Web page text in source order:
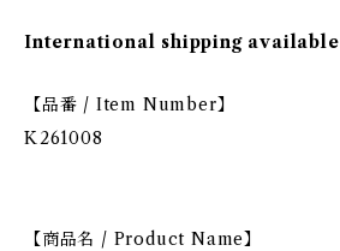
International shipping available
【品番 / Item Number】
K261008
【商品名 / Product Name】